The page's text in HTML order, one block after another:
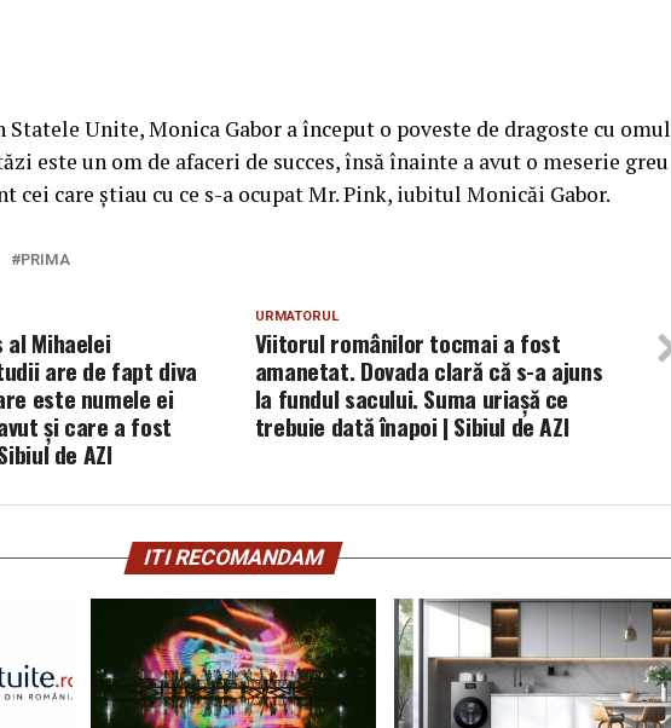
Statele Unite, Monica Gabor a început o poveste de dragoste cu omul
este un om de afaceri de succes, însă înainte a avut o meserie greu
cei care ştiau cu ce s-a ocupat Mr. Pink, iubitul Monicăi Gabor.
PRIMA
URMATORUL
Viitorul românilor tocmai a fost
amanetat. Dovada clară că s-a ajuns
la fundul sacului. Suma uriașă ce
trebuie dată înapoi | Sibiul de AZI
Mihaelei
are de fapt diva
este numele ei
și care a fost
de AZI
ITI RECOMANDAM